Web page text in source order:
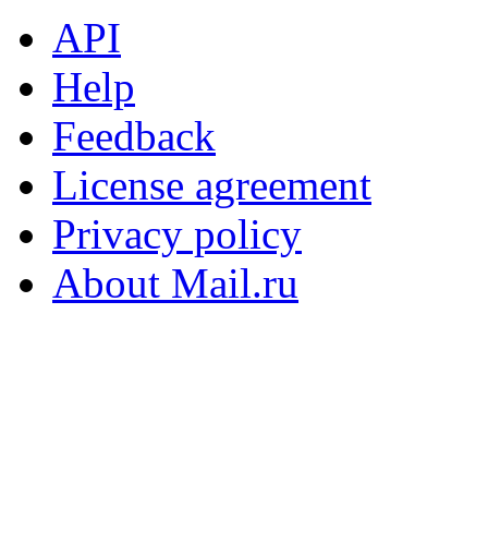
API
Help
Feedback
License agreement
Privacy policy
About Mail.ru